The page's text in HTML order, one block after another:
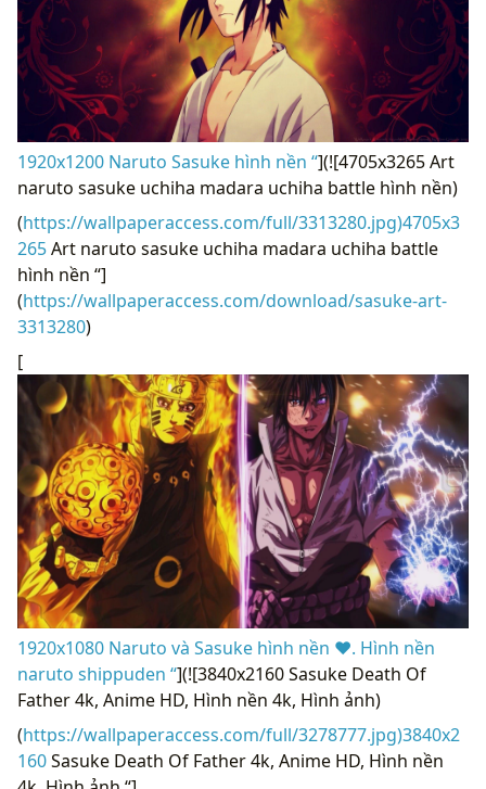
1920x1200 Naruto Sasuke hình nền “](![4705x3265 Art
naruto sasuke uchiha madara uchiha battle hình nền)
(https://wallpaperaccess.com/full/3313280.jpg)4705x3
265Art naruto sasuke uchiha madara uchiha battle
hình nền “]
(https://wallpaperaccess.com/download/sasuke-art-
3313280)
[
1920x1080 Naruto và Sasuke hình nền ♥. Hình nền
naruto shippuden “](![3840x2160 Sasuke Death Of
Father 4k, Anime HD, Hình nền 4k, Hình ảnh)
(https://wallpaperaccess.com/full/3278777.jpg)3840x2
160Sasuke Death Of Father 4k, Anime HD, Hình nền